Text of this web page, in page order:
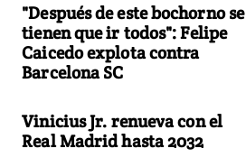
"Después de este bochorno se
tienen que ir todos": Felipe
Caicedo explota contra
Barcelona SC
Vinicius Jr. renueva con el
Real Madrid hasta 2032